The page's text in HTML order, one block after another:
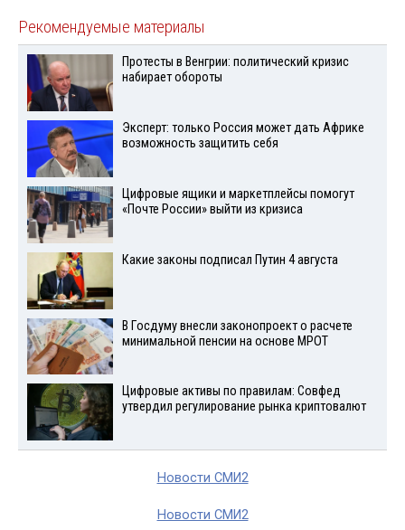
Рекомендуемые материалы
Протесты в Венгрии: политический кризис
набирает обороты
Эксперт: только Россия может дать Африке
возможность защитить себя
Цифровые ящики и маркетплейсы помогут
«Почте России» выйти из кризиса
Какие законы подписал Путин 4 августа
В Госдуму внесли законопроект о расчете
минимальной пенсии на основе МРОТ
Цифровые активы по правилам: Совфед
утвердил регулирование рынка криптовалют
Новости СМИ2
Новости СМИ2